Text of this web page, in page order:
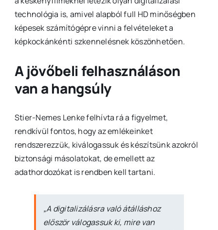
technológia is, amivel alapból full HD minőségben
képesek számítógépre vinni a felvételeket a
képkockánkénti szkennelésnek köszönhetően.
A jövőbeli felhasználáson
van a hangsúly
Stier-Nemes Lenke felhívta rá a figyelmet,
rendkívül fontos, hogy az emlékeinket
rendszerezzük, kiválogassuk és készítsünk azokról
biztonsági másolatokat, de emellett az
adathordozókat is rendben kell tartani.
„A digitalizálásra való átálláshoz
először válogassuk ki, mire van